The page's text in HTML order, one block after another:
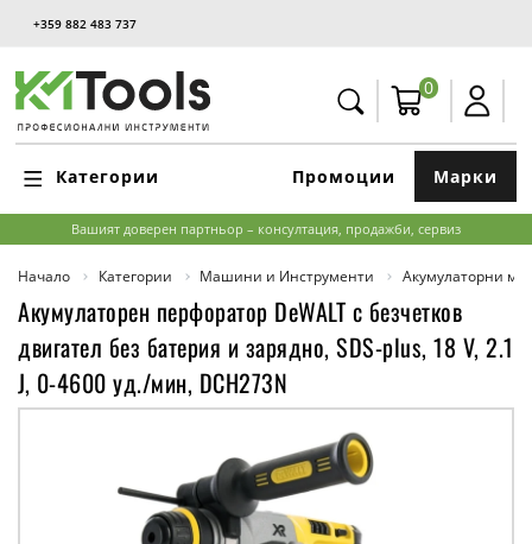
+359 882 483 737
0
Категории Марки
Промоции
Вашият доверен партньор – консултация, продажби, сервиз
Начало Категории Машини и Инструменти Акумулаторни
Акумулаторен перфоратор DeWALT с безчетков
двигател без батерия и зарядно, SDS-plus, 18 V, 2.1
J, 0-4600 уд./мин, DCH273N